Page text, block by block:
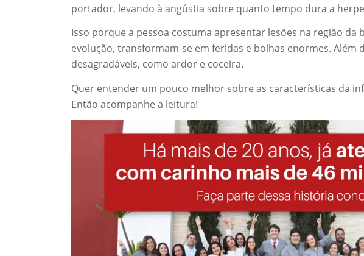
portador, levando à angústia sobre quanto tempo dura a
Isso porque a pessoa costuma apresentar lesões na região da
evolução, transformam-se em feridas e bolhas enormes. Além
desagradáveis, como ardor e coceira.
Quer entender um pouco melhor sobre as características da
Então acompanhe a leitura!